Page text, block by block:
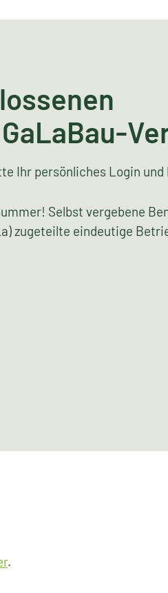
Ihr persönliches Login und
Selbst vergebene
zugeteilte eindeutige
.